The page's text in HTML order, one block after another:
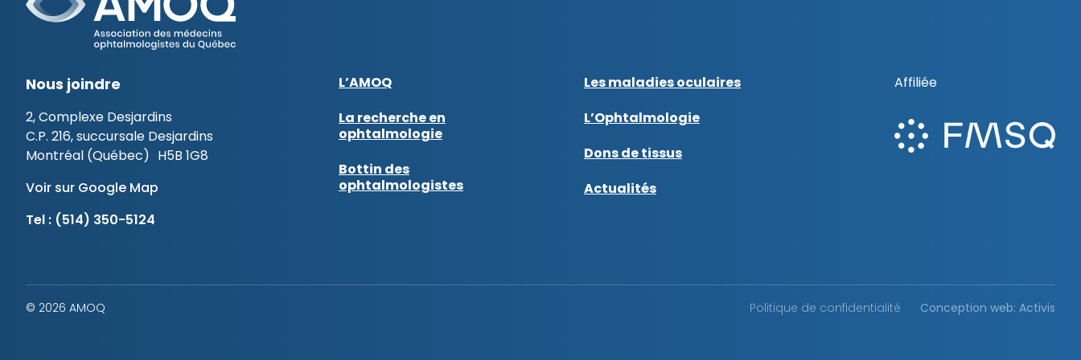
Nous joindre
2, Complexe Desjardins
C.P. 216, succursale Desjardins
Montréal (Québec) H5B 1G8
Voir sur Google Map
Tel : (514) 350-5124
L’AMOQ
La recherche en
ophtalmologie
Bottin des
ophtalmologistes
Les maladies oculaires
L’Ophtalmologie
Dons de tissus
Actualités
Affiliée
© 2026 AMOQ Politique de confidentialité Conception web: Activis